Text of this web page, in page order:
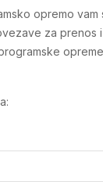
opremo vam
za prenos